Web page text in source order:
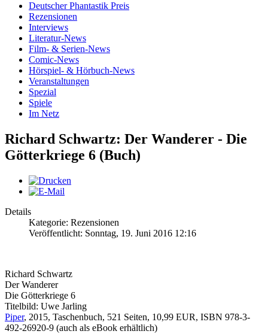
Deutscher Phantastik Preis
Rezensionen
Interviews
Literatur-News
Film- & Serien-News
Comic-News
Hörspiel- & Hörbuch-News
Veranstaltungen
Spezial
Spiele
Im Netz
Richard Schwartz: Der Wanderer - Die
Götterkriege 6 (Buch)
Details
Kategorie: Rezensionen
Veröffentlicht: Sonntag, 19. Juni 2016 12:16
Richard Schwartz
Der Wanderer
Die Götterkriege 6
Titelbild: Uwe Jarling
Piper, 2015, Taschenbuch, 521 Seiten, 10,99 EUR, ISBN 978-3-
492-26920-9 (auch als eBook erhältlich)